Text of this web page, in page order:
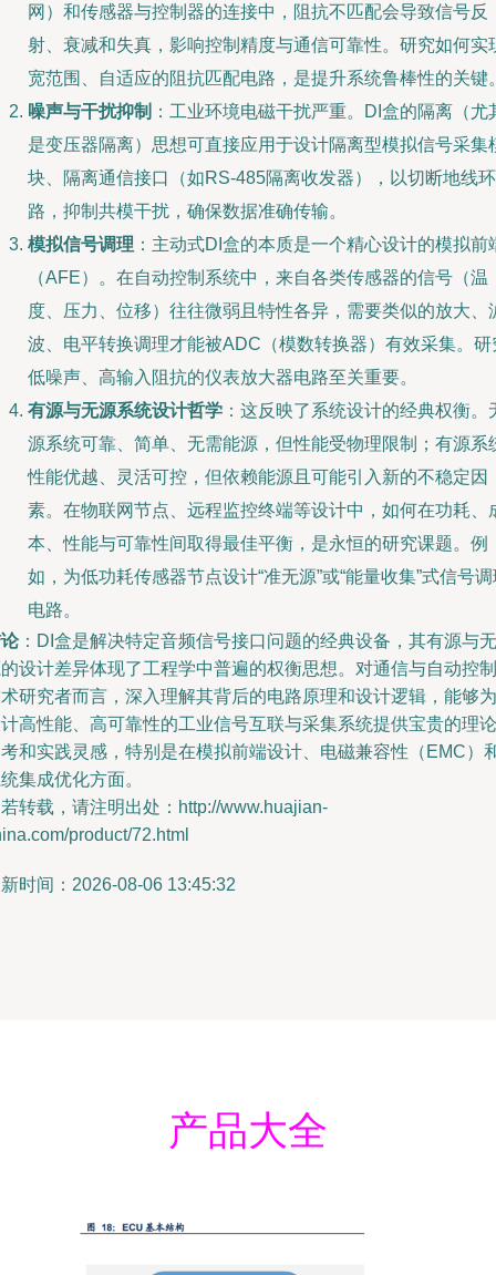
网）和传感器与控制器的连接中，阻抗不匹配会导致信号反
射、衰减和失真，影响控制精度与通信可靠性。研究如何实
宽范围、自适应的阻抗匹配电路，是提升系统鲁棒性的关键
噪声与干扰抑制 ：工业环境电磁干扰严重。DI盒的隔离（尤
是变压器隔离）思想可直接应用于设计隔离型模拟信号采集
块、隔离通信接口（如RS-485隔离收发器），以切断地线环
路，抑制共模干扰，确保数据准确传输。
模拟信号调理 ：主动式DI盒的本质是一个精心设计的模拟前
（AFE）。在自动控制系统中，来自各类传感器的信号（温
度、压力、位移）往往微弱且特性各异，需要类似的放大、
波、电平转换调理才能被ADC（模数转换器）有效采集。研
低噪声、高输入阻抗的仪表放大器电路至关重要。
有源与无源系统设计哲学 ：这反映了系统设计的经典权衡。
源系统可靠、简单、无需能源，但性能受物理限制；有源系
性能优越、灵活可控，但依赖能源且可能引入新的不稳定因
素。在物联网节点、远程监控终端等设计中，如何在功耗、
本、性能与可靠性间取得最佳平衡，是永恒的研究课题。例
如，为低功耗传感器节点设计“准无源”或“能量收集”式信号
电路。
：DI盒是解决特定音频信号接口问题的经典设备，其有源与无
设计差异体现了工程学中普遍的权衡思想。对通信与自动控制
研究者而言，深入理解其背后的电路原理和设计逻辑，能够为
高性能、高可靠性的工业信号互联与采集系统提供宝贵的理论
和实践灵感，特别是在模拟前端设计、电磁兼容性（EMC）
集成优化方面。
转载，请注明出处：http://www.huajian-
product/72.html
时间：2026-08-06 13:45:32
产品大全